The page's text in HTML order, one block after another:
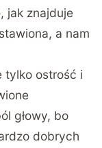
jak znajduje
a nam
tylko ostrość i
głowy, bo
dobrych